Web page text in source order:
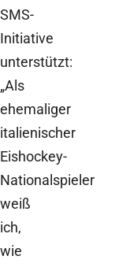
SMS-
Initiative
unterstützt:
„Als
ehemaliger
italienischer
Eishockey-
Nationalspieler
weiß
ich,
wie